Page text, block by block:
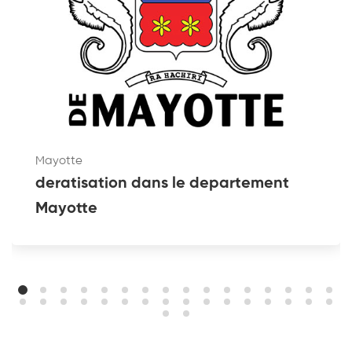
Mayotte
deratisation dans le departement
Mayotte